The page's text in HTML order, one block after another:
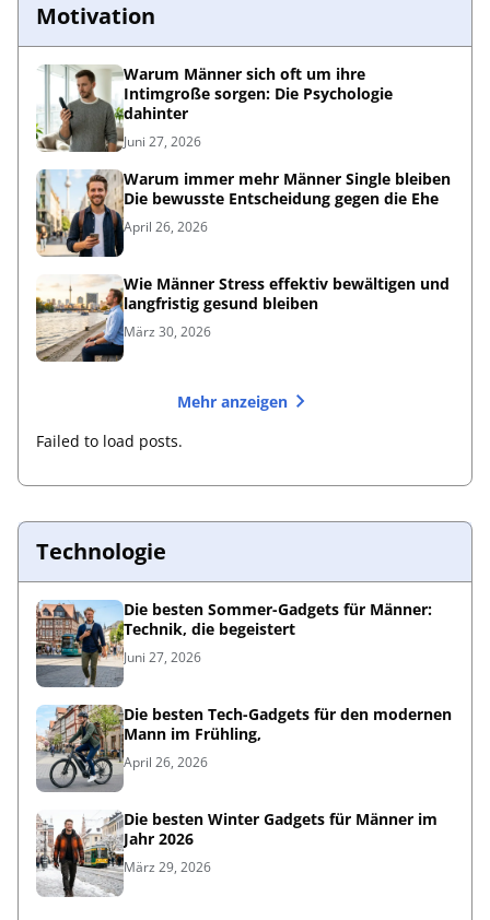
Motivation
Warum Männer sich oft um ihre
Intimgroße sorgen: Die Psychologie
dahinter
Juni 27, 2026
Warum immer mehr Männer Single bleiben
Die bewusste Entscheidung gegen die Ehe
April 26, 2026
Wie Männer Stress effektiv bewältigen und
langfristig gesund bleiben
März 30, 2026
Mehr anzeigen
Failed to load posts.
Technologie
Die besten Sommer-Gadgets für Männer:
Technik, die begeistert
Juni 27, 2026
Die besten Tech-Gadgets für den modernen
Mann im Frühling,
April 26, 2026
Die besten Winter Gadgets für Männer im
Jahr 2026
März 29, 2026